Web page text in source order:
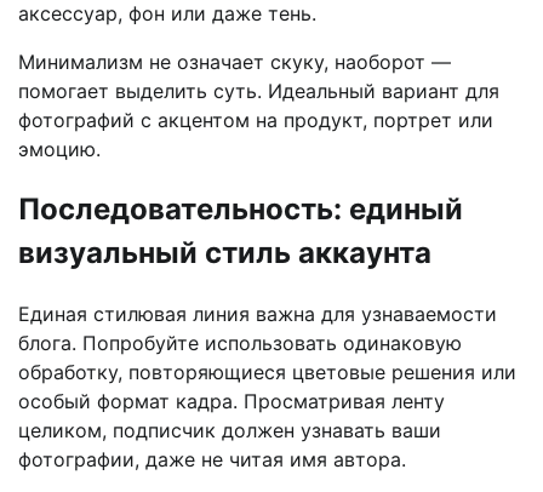
аксессуар, фон или даже тень.
Минимализм не означает скуку, наоборот —
помогает выделить суть. Идеальный вариант для
фотографий с акцентом на продукт, портрет или
эмоцию.
Последовательность: единый
визуальный стиль аккаунта
Единая стилювая линия важна для узнаваемости
блога. Попробуйте использовать одинаковую
обработку, повторяющиеся цветовые решения или
особый формат кадра. Просматривая ленту
целиком, подписчик должен узнавать ваши
фотографии, даже не читая имя автора.